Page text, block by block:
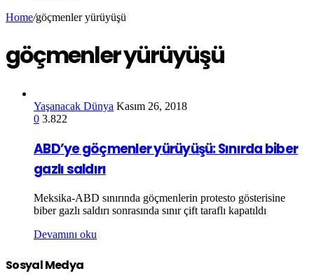
Home/göçmenler yürüyüşü
göçmenler yürüyüşü
Yaşanacak Dünya Kasım 26, 2018
0 3.822
ABD’ye göçmenler yürüyüşü: Sınırda biber
gazlı saldırı
Meksika-ABD sınırında göçmenlerin protesto gösterisine
biber gazlı saldırı sonrasında sınır çift taraflı kapatıldı
Devamını oku
Sosyal Medya